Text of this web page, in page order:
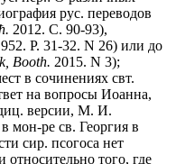
рус. переводов
2012. С. 90-93),
P. 31-32. N 26) или до
Booth. 2015. N 3);
в сочинениях свт.
на вопросы Иоанна,
версии, М. И.
мон-ре св. Георгия в
сир. псогоса нет
относительно того, где